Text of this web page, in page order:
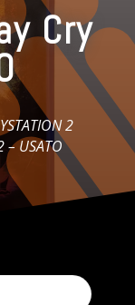
Cry
2
– USATO